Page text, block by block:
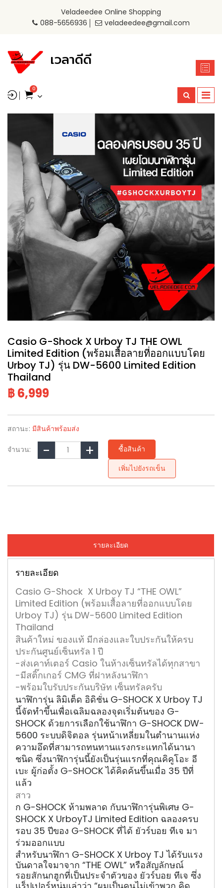
Veladeedee Online Shopping
088-5656936
veladeedee@gmail.com
เวลาดีดี
0
Casio G-Shock X Urboy TJ THE OWL
Limited Edition (พร้อมเสื้อลายที่ออกแบบโดย
Urboy TJ) รุ่น DW-5600 Limited Edition
Thailand
฿ 6,999
สถานะ: มีสินค้าพร้อมส่ง
จำนวน:
ซื้อสินค้า
เพิ่มไปยังรถเข็น
รายละเอียด
รายละเอียด
Casio G-Shock X Urboy TJ “THE OWL”
Limited Edition (พร้อมเสื้อลายที่ออกแบบโดย
Urboy TJ) รุ่น DW-5600 Limited Edition
Thailand
สินค้าใหม่ ของแท้ มีกล่องและใบประกันให้ครบ
ประกันศูนย์เซ็นทรัล 1 ปี
-ส่งเคาท์เตอร์ Casio ในห้างเซ็นทรัลได้ทุกสาขา
-มีสติ๊กเกอร์ CMG ที่ฝาหลังนาฬิกา
-พร้อมใบรับประกันบริษัท เซ็นทรัลครับ
นาฬิการุ่น ลิมิเต็ด อิดิชั่น G-SHOCK X Urboy TJ
นี้จัดทำขึ้นเพื่อเฉลิมฉลองจุดเริ่มต้นของ G-
SHOCK ด้วยการเลือกใช้นาฬิกา G-SHOCK DW-
5600 ระบบดิจิตอล รุ่นหน้าเหลี่ยมในตำนานแห่ง
ความอึดที่สามารถทนทานแรงกระแทกได้นานา
ชนิด ซึ่งนาฬิการุ่นนี้ยังเป็นรุ่นแรกที่คุณคิคูโอะ อี
เบะ ผู้ก่อตั้ง G-SHOCK ได้คิดค้นขึ้นเมื่อ 35 ปีที่
แล้ว
สาว
ก G-SHOCK ห้ามพลาด กับนาฬิการุ่นพิเศษ G-
SHOCK X UrboyTJ Limited Edition ฉลองครบ
รอบ 35 ปีของ G-SHOCK ที่ได้ ยัวร์บอย ทีเจ มา
ร่วมออกแบบ
สำหรับนาฬิกา G-SHOCK X Urboy TJ ได้รับแรง
บันดาลใจมาจาก “THE OWL” หรือสัญลักษณ์
รอยสักนกฮูกที่เป็นประจำตัวของ ยัวร์บอย ทีเจ ซึ่ง